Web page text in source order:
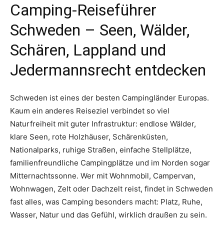
Camping-Reiseführer
Schweden – Seen, Wälder,
Schären, Lappland und
Jedermannsrecht entdecken
Schweden ist eines der besten Campingländer Europas.
Kaum ein anderes Reiseziel verbindet so viel
Naturfreiheit mit guter Infrastruktur: endlose Wälder,
klare Seen, rote Holzhäuser, Schärenküsten,
Nationalparks, ruhige Straßen, einfache Stellplätze,
familienfreundliche Campingplätze und im Norden sogar
Mitternachtssonne. Wer mit Wohnmobil, Campervan,
Wohnwagen, Zelt oder Dachzelt reist, findet in Schweden
fast alles, was Camping besonders macht: Platz, Ruhe,
Wasser, Natur und das Gefühl, wirklich draußen zu sein.